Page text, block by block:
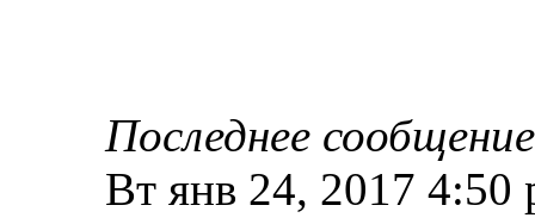
Последнее
Вт янв 24, 2017 4:50